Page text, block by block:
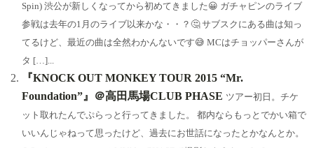
Spin) 渋公が新しくなってから初めてきました😀 ガチャピンのライブ
参戦は去年の1月のライブ以来かな・・？🤔 サブスクにある曲は知っ
てるけど、最近の曲は全然わかんないです😅 MCはチョッパーさんが
タ […]...
『KNOCK OUT MONKEY TOUR 2015 “Mr.
Foundation”』＠高田馬場CLUB PHASE ツアー初日。チケ
ット取れたんでぷらっと行ってきました。 都内ならもっとでかい箱で
いいんじゃねって思ったけど、過去にお世話になったとかなんとか。